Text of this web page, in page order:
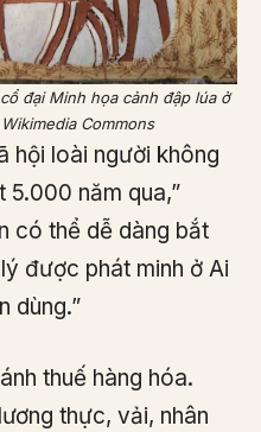
đại Minh họa cảnh đập lúa ở
Commons
hội loài người không
5.000 năm qua,”
có thể dễ dàng bắt
được phát minh ở Ai
dùng.”
thuế hàng hóa.
thực, vải, nhân